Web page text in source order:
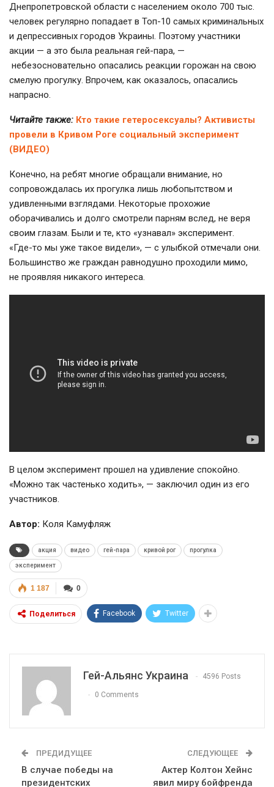
Днепропетровской области с населением около 700 тыс.
человек регулярно попадает в Топ-10 самых криминальных
и депрессивных городов Украины. Поэтому участники
акции — а это была реальная гей-пара, —
небезосновательно опасались реакции горожан на свою
смелую прогулку. Впрочем, как оказалось, опасались
напрасно.
Читайте также: Кто такие гетеросексуалы? Активисты
провели в Кривом Роге социальный эксперимент
(ВИДЕО)
Конечно, на ребят многие обращали внимание, но
сопровождалась их прогулка лишь любопытством и
удивленными взглядами. Некоторые прохожие
оборачивались и долго смотрели парням вслед, не веря
своим глазам. Были и те, кто «узнавал» эксперимент.
«Где-то мы уже такое видели», — с улыбкой отмечали они.
Большинство же граждан равнодушно проходили мимо,
не проявляя никакого интереса.
В целом эксперимент прошел на удивление спокойно.
«Можно так частенько ходить», — заключил один из его
участников.
Автор: Коля Камуфляж
акция видео гей-пара кривой рог прогулка
эксперимент
0
1 187
Поделиться Facebook Twitter
Гей-Альянс Украина 4596 Posts
0 Comments
ПРЕДИДУЩЕЕ
В случае победы на
президентских
СЛЕДУЮЩЕЕ
Актер Колтон Хейнс
явил миру бойфренда
01:01